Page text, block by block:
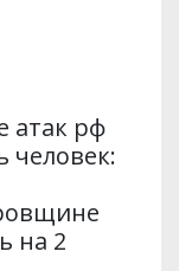
атак рф
человек:
на 2